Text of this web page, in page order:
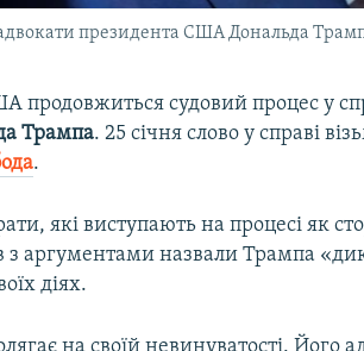
адвокати президента США Дональда
продовжиться судовий процес у
Трампа. 25 січня слово у справі
.
які виступають на процесі як
з аргументами назвали Трампа
діях.